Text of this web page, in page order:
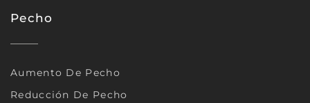
Pecho
Aumento De Pecho
Reducción De Pecho